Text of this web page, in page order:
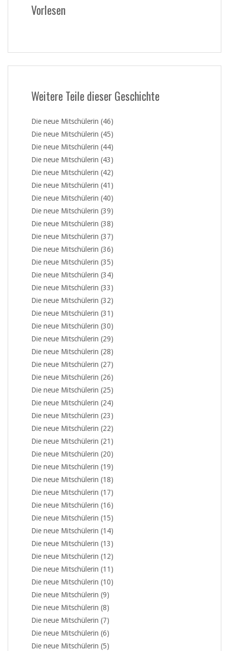
Vorlesen
Weitere Teile dieser Geschichte
Die neue Mitschülerin (46)
Die neue Mitschülerin (45)
Die neue Mitschülerin (44)
Die neue Mitschülerin (43)
Die neue Mitschülerin (42)
Die neue Mitschülerin (41)
Die neue Mitschülerin (40)
Die neue Mitschülerin (39)
Die neue Mitschülerin (38)
Die neue Mitschülerin (37)
Die neue Mitschülerin (36)
Die neue Mitschülerin (35)
Die neue Mitschülerin (34)
Die neue Mitschülerin (33)
Die neue Mitschülerin (32)
Die neue Mitschülerin (31)
Die neue Mitschülerin (30)
Die neue Mitschülerin (29)
Die neue Mitschülerin (28)
Die neue Mitschülerin (27)
Die neue Mitschülerin (26)
Die neue Mitschülerin (25)
Die neue Mitschülerin (24)
Die neue Mitschülerin (23)
Die neue Mitschülerin (22)
Die neue Mitschülerin (21)
Die neue Mitschülerin (20)
Die neue Mitschülerin (19)
Die neue Mitschülerin (18)
Die neue Mitschülerin (17)
Die neue Mitschülerin (16)
Die neue Mitschülerin (15)
Die neue Mitschülerin (14)
Die neue Mitschülerin (13)
Die neue Mitschülerin (12)
Die neue Mitschülerin (11)
Die neue Mitschülerin (10)
Die neue Mitschülerin (9)
Die neue Mitschülerin (8)
Die neue Mitschülerin (7)
Die neue Mitschülerin (6)
Die neue Mitschülerin (5)